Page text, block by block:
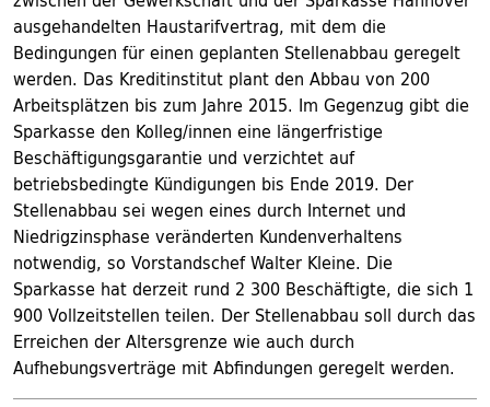
ausgehandelten Haustarifvertrag, mit dem die
Bedingungen für einen geplanten Stellenabbau geregelt
werden. Das Kreditinstitut plant den Abbau von 200
Arbeitsplätzen bis zum Jahre 2015. Im Gegenzug gibt die
Sparkasse den Kolleg/innen eine längerfristige
Beschäftigungsgarantie und verzichtet auf
betriebsbedingte Kündigungen bis Ende 2019. Der
Stellenabbau sei wegen eines durch Internet und
Niedrigzinsphase veränderten Kundenverhaltens
notwendig, so Vorstandschef Walter Kleine. Die
Sparkasse hat derzeit rund 2 300 Beschäftigte, die sich 1
900 Vollzeitstellen teilen. Der Stellenabbau soll durch das
Erreichen der Altersgrenze wie auch durch
Aufhebungsverträge mit Abfindungen geregelt werden.